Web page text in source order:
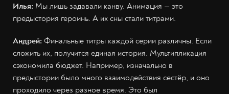
Илья: Мы лишь задавали канву. Анимация — это
предыстория героинь. А их сны стали титрами.
Андрей: Финальные титры каждой серии различны. Если
сложить их, получится единая история. Мультипликация
сэкономила бюджет. Например, изначально в
предыстории было много взаимодействия сестёр, и оно
проходило через разное время. Это был